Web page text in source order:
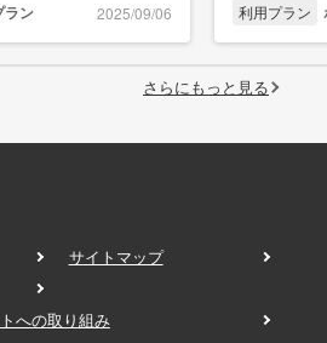
ラン 2025/09/06 利用プラン
さらにもっと見る
サイトマップ
への取り組み